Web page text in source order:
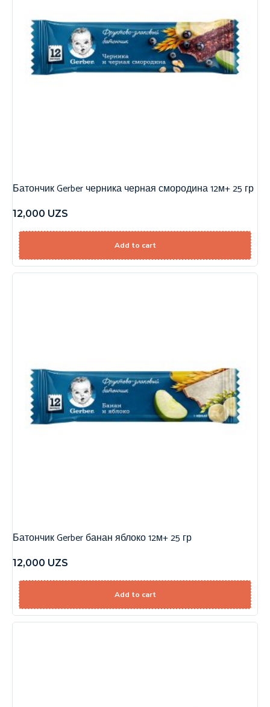
Батончик Gerber черника черная смородина 12м+ 25 гр
12,000 UZS
Add to cart
Батончик Gerber банан яблоко 12м+ 25 гр
12,000 UZS
Add to cart